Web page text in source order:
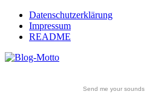
Datenschutzerklärung
Impressum
README
Send me your sounds